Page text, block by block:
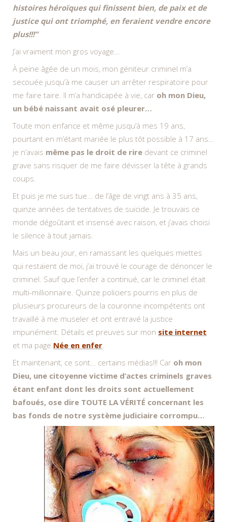
histoires héroïques qui finissent bien, de paix et de
justice qui ont triomphé, en feraient vendre encore
plus!!!”
J’ai vraiment mon gros voyage…
À peine âgée de un mois, mon géniteur criminel m’a
secouée jusqu’à me causer un arrêter respiratoire pour
me faire taire. Il m’a handicapée à vie, car oh mon Dieu,
un bébé naissant avait osé pleurer…
Toute mon enfance et même jusqu’à mes 19 ans,
pourtant en m’étant mariée le plus tôt possible à 17 ans…
je n’avais même pas le droit de rire devant ce criminel
grave sans risquer de me faire dévisser la tête à grands
coups.
Et puis je me suis tue… de l’âge de vingt ans à 35 ans,
quinze années de tentatives de suicide. Je trouvais ce
monde dégoûtant et insensé avec raison, et j’avais choisi
le silence à tout jamais.
Mais un beau jour, en ramassant les quelques miettes
qui restaient de moi, j’ai trouvé le courage de dénoncer le
criminel. Sauf que l’enfer a continué, car le criminel était
multi-millionnaire. Quinze policiers pourris en plus de
plusieurs procureurs de la couronne incompétents ont
travaillé à me museler et ont entravé la justice
impunément. Détails et preuves sur mon site internet
et ma page Née en enfer.
Et maintenant, ce sont… certains médias!!! Car oh mon
Dieu, une citoyenne victime d’actes criminels graves
étant enfant dont les droits sont actuellement
bafoués, ose dire TOUTE LA VÉRITÉ concernant les
bas fonds de notre système judiciaire corrompu…